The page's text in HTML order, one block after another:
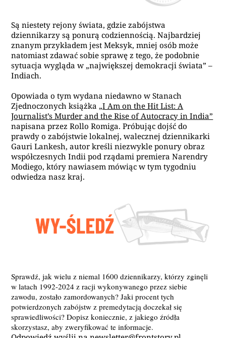
Są niestety rejony świata, gdzie zabójstwa
dziennikarzy są ponurą codziennością. Najbardziej
znanym przykładem jest Meksyk, mniej osób może
natomiast zdawać sobie sprawę z tego, że podobnie
sytuacja wygląda w „największej demokracji świata” –
Indiach.
Opowiada o tym wydana niedawno w Stanach
Zjednoczonych książka „I Am on the Hit List: A
Journalist’s Murder and the Rise of Autocracy in India”
napisana przez Rollo Romiga. Próbując dojść do
prawdy o zabójstwie lokalnej, walecznej dziennikarki
Gauri Lankesh, autor kreśli niezwykle ponury obraz
współczesnych Indii pod rządami premiera Narendry
Modiego, który nawiasem mówiąc w tym tygodniu
odwiedza nasz kraj.
Sprawdź, jak wielu z niemal 1600 dziennikarzy, którzy zginęli
w latach 1992-2024 z racji wykonywanego przez siebie
zawodu, zostało zamordowanych? Jaki procent tych
potwierdzonych zabójstw z premedytacją doczekał się
sprawiedliwości? Dopisz koniecznie, z jakiego źródła
skorzystasz, aby zweryfikować te informacje.